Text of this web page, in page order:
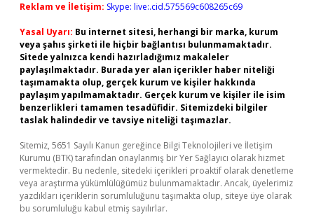
Reklam ve İletişim: Skype: live:.cid.575569c608265c69
Yasal Uyarı: Bu internet sitesi, herhangi bir marka, kurum
veya şahıs şirketi ile hiçbir bağlantısı bulunmamaktadır.
Sitede yalnızca kendi hazırladığımız makaleler
paylaşılmaktadır. Burada yer alan içerikler haber niteliği
taşımamakta olup, gerçek kurum ve kişiler hakkında
paylaşım yapılmamaktadır. Gerçek kurum ve kişiler ile isim
benzerlikleri tamamen tesadüfidir. Sitemizdeki bilgiler
taslak halindedir ve tavsiye niteliği taşımazlar.
Sitemiz, 5651 Sayılı Kanun gereğince Bilgi Teknolojileri ve İletişim
Kurumu (BTK) tarafından onaylanmış bir Yer Sağlayıcı olarak hizmet
vermektedir. Bu nedenle, sitedeki içerikleri proaktif olarak denetleme
veya araştırma yükümlülüğümüz bulunmamaktadır. Ancak, üyelerimiz
yazdıkları içeriklerin sorumluluğunu taşımakta olup, siteye üye olarak
bu sorumluluğu kabul etmiş sayılırlar.